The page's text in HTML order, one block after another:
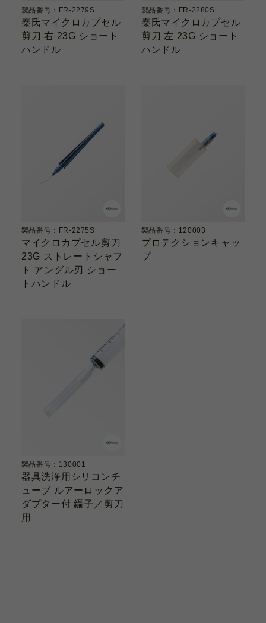
製品番号：FR-2279S
秦氏マイクロカプセル
剪刀 右 23G ショート
ハンドル
製品番号：FR-2280S
秦氏マイクロカプセル
剪刀 左 23G ショート
ハンドル
製品番号：FR-2275S
マイクロカプセル剪刀
23G ストレートシャフ
ト アングル刃 ショー
トハンドル
製品番号：120003
プロテクションキャッ
プ
製品番号：130001
器具洗浄用シリコンチ
ューブ ルアーロックア
ダプター付 鑷子／剪刀
用